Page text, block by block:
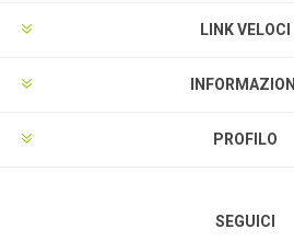
LINK VELOCI
INFORMAZIONI
PROFILO
SEGUICI